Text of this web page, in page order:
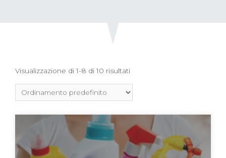
Visualizzazione di 1-8 di 10 risultati